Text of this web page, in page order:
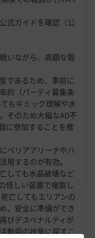
式ガイドを確認（公
いながら、高額な報
であるため、事前に
的（パーティ募集条
もギミック理解や水
そのため大幅なAD不
に参加することを推
ベリアアリーナやハ
用するのが有効。
しても水晶破壊など
怪しい装置で複製し
亡してもエリアンの
、安全に準備ができ
びデスペナルティが
動用の状態に戻すこ